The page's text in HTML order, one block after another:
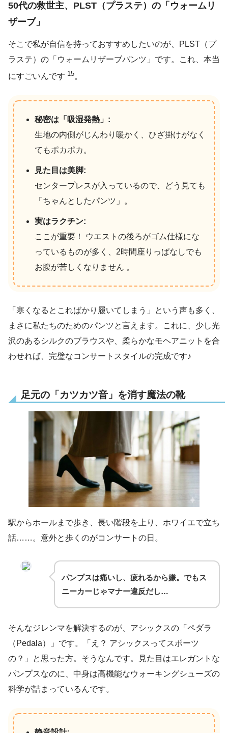
50代の救世主、PLST（プラステ）の「ウォームリ
ザーブ」
そこで私が自信を持っておすすめしたいのが、PLST（プ
ラステ）の「ウォームリザーブパンツ」です。これ、本当
にすごいんです 15。
秘密は「吸湿発熱」:
生地の内側がじんわり暖かく、ひざ掛けがなく
てもポカポカ。
見た目は美脚:
センタープレスが入っているので、どう見ても
「ちゃんとしたパンツ」。
実はラクチン:
ここが重要！ ウエストの後ろがゴム仕様にな
っているものが多く、2時間座りっぱなしでも
お腹が苦しくなりません 。
「寒くなるとこればかり履いてしまう」という声も多く、
まさに私たちのためのパンツと言えます。これに、少し光
沢のあるシルクのブラウスや、柔らかなモヘアニットを合
わせれば、完璧なコンサートスタイルの完成です♪
足元の「カツカツ音」を消す魔法の靴
駅からホールまで歩き、長い階段を上り、ホワイエで立ち
話……。意外と歩くのがコンサートの日。
パンプスは痛いし、疲れるから嫌。でもス
ニーカーじゃマナー違反だし…
そんなジレンマを解決するのが、アシックスの「ペダラ
（Pedala）」です。「え？ アシックスってスポーツ
の？」と思った方。そうなんです。見た目はエレガントな
パンプスなのに、中身は高機能なウォーキングシューズの
科学が詰まっているんです。